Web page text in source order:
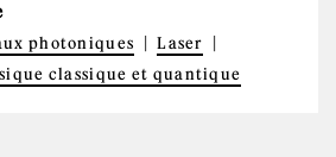
photoniques
Laser
classique et quantique